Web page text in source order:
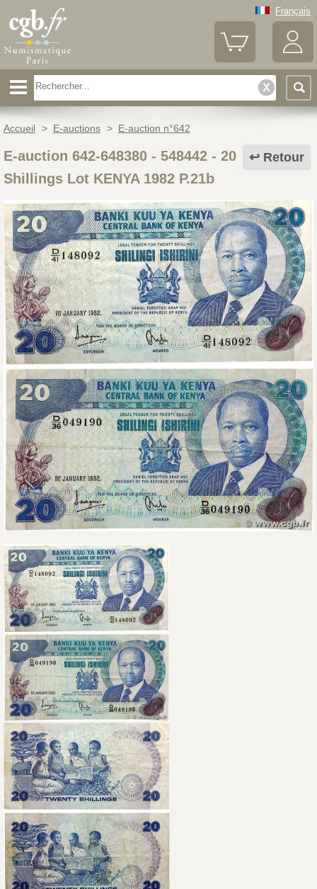
Français
Accueil > E-auctions > E-auction n°642
Retour
E-auction 642-648380 - 548442- 20
Shillings Lot KENYA 1982 P.21b